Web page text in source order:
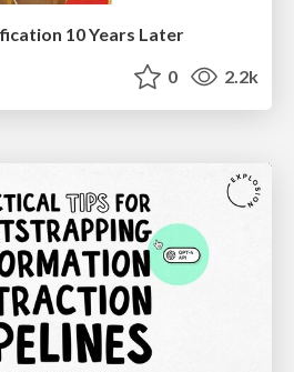
10 Years Later
0 2.2k